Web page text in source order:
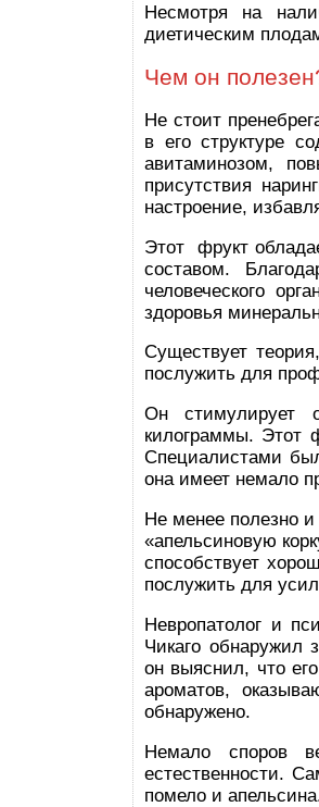
Несмотря на
диетическим
Чем он
Не стоит
в его структуре
авитаминозом,
присутствия
настроение,
Этот фрукт
составом.
человеческого
здоровья
Существует
послужить для
Он стимулирует
килограммы. Этот
Специалистами
она имеет немало
Не менее полезно
«апельсиновую
способствует
послужить для
Невропатолог и
Чикаго обнаружил
он выяснил, что
ароматов,
обнаружено.
Немало споров
естественности.
помело и